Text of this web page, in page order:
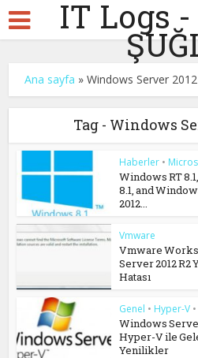
IT Logs
Ana sayfa »Windows Server
Tag - Windows
Haberler •
Windows RT
8.1, and
2012...
Vmware
Vmware
Server 2012 R2
Hatası
Genel • Hyper-V •
Windows
Hyper-V ile
Yenilikler